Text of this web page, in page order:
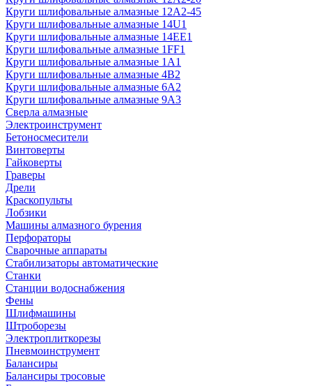
Круги шлифовальные алмазные 12А2-45
Круги шлифовальные алмазные 14U1
Круги шлифовальные алмазные 14ЕЕ1
Круги шлифовальные алмазные 1FF1
Круги шлифовальные алмазные 1А1
Круги шлифовальные алмазные 4В2
Круги шлифовальные алмазные 6A2
Круги шлифовальные алмазные 9А3
Сверла алмазные
Электроинструмент
Бетоносмесители
Винтоверты
Гайковерты
Граверы
Дрели
Краскопульты
Лобзики
Машины алмазного бурения
Перфораторы
Сварочные аппараты
Стабилизаторы автоматические
Станки
Станции водоснабжения
Фены
Шлифмашины
Штроборезы
Электроплиткорезы
Пневмоинструмент
Балансиры
Балансиры тросовые